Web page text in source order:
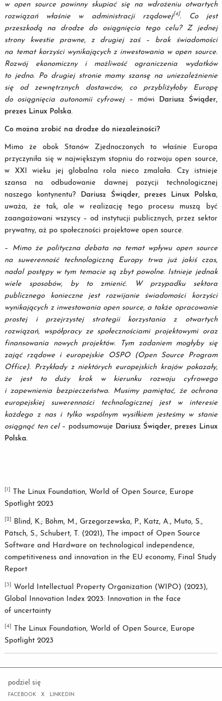
w open source powinny skupiać się na wdrożeniu otwartych
rozwiązań właśnie w administracji rządowej[4]. Co jest
przeszkodą na drodze do osiągnięcia tego celu? Z jednej
strony kwestie prawne, z drugiej zaś – brak świadomości
na temat korzyści wynikających z inwestowania w open source.
Rozwój ekonomiczny i możliwość ograniczenia wydatków
to jedno. Po drugiej stronie mamy szansę na uniezależnienie
się od zewnętrznych dostawców, co przybliżyłoby Europę
do osiągnięcia autonomii cyfrowej– mówi
Dariusz Świąder,
prezes Linux Polska.
Co można zrobić na drodze do niezależności?
Mimo że obok Stanów Zjednoczonych to właśnie Europa
przyczyniła się w największym stopniu do rozwoju open source,
w XXI wieku jej globalna rola nieco zmalała. Czy istnieje
szansa na odbudowanie dawnej pozycji technologicznej
naszego kontynentu?
Dariusz Świąder, prezes Linux Polska,
uważa, że tak, ale w realizację tego procesu muszą być
zaangażowani wszyscy – od instytucji publicznych, przez sektor
prywatny, aż po społeczności projektowe open source.
– Mimo że polityczna debata na temat wpływu open source
na suwerenność technologiczną Europy trwa już jakiś czas,
nadal postępy w tym temacie są zbyt powolne. Istnieje jednak
wiele sposobów, by to zmienić. W przypadku sektora
publicznego konieczne jest rozwijanie świadomości korzyści
wynikających z inwestowania open source, a także opracowanie
prostej i przejrzystej strategii korzystania z otwartych
rozwiązań, współpracy ze społecznościami projektowymi oraz
finansowania nowych projektów. Tym zadaniem mogłyby się
zająć rządowe i europejskie OSPO (Open Source Program
Office). Przykłady z niektórych europejskich krajów pokazały,
że jest to duży krok w kierunku rozwoju cyfrowego
i zapewnienia bezpieczeństwa. Musimy pamiętać, że ochrona
europejskiej suwerenności technologicznej jest w interesie
każdego z nas i tylko wspólnym wysiłkiem jesteśmy w stanie
osiągnąć ten cel– podsumowuje Dariusz Świąder, prezes Linux
Polska.
[1]
The Linux Foundation, World of Open Source, Europe
Spotlight 2023
[2]
Blind, K.; Böhm, M., Grzegorzewska, P., Katz, A., Muto, S.,
Pätsch, S., Schubert, T. (2021), The impact of Open Source
Software and Hardware on technological independence,
competitiveness and innovation in the EU economy, Final Study
Report
[3]
World Intellectual Property Organization (WIPO) (2023),
Global Innovation Index 2023: Innovation in the face
of uncertainty
[4]
The Linux Foundation, World of Open Source, Europe
Spotlight 2023
podziel się
FACEBOOK X LINKEDIN